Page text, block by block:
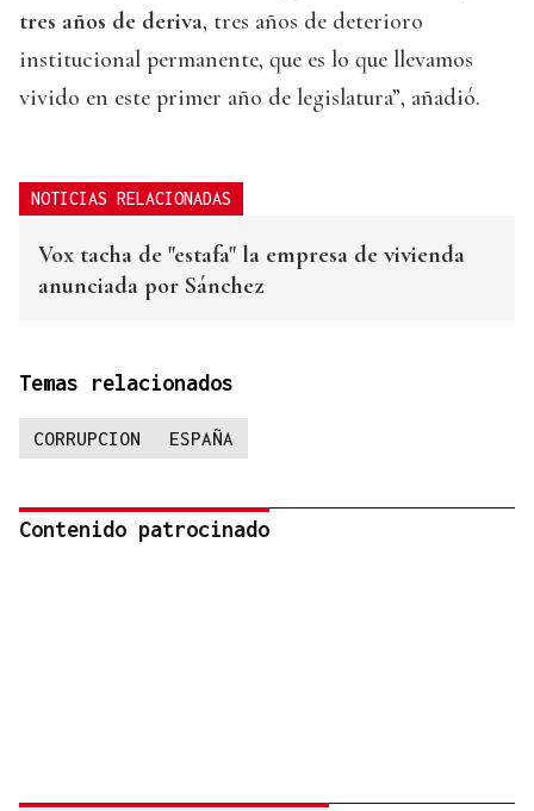
tres años de deriva, tres años de deterioro
institucional permanente, que es lo que llevamos
vivido en este primer año de legislatura”, añadió.
NOTICIAS RELACIONADAS
Vox tacha de "estafa" la empresa de vivienda
anunciada por Sánchez
Temas relacionados
CORRUPCION ESPAÑA
Contenido patrocinado